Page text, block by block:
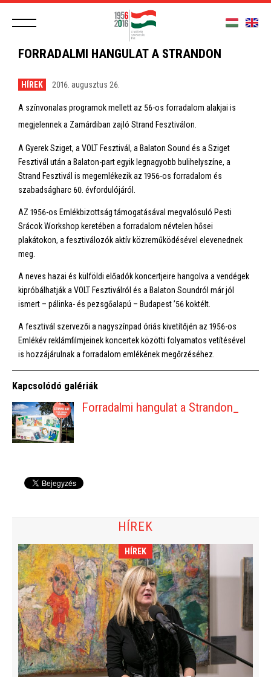
FORRADALMI HANGULAT A STRANDON
HÍREK 2016. augusztus 26.
A színvonalas programok mellett az 56-os forradalom alakjai is
megjelennek a Zamárdiban zajló Strand Fesztiválon.
A Gyerek Sziget, a VOLT Fesztivál, a Balaton Sound és a Sziget
Fesztivál után a Balaton-part egyik legnagyobb bulihelyszíne, a
Strand Fesztivál is megemlékezik az 1956-os forradalom és
szabadságharc 60. évfordulójáról.
AZ 1956-os Emlékbizottság támogatásával megvalósuló Pesti
Srácok Workshop keretében a forradalom névtelen hősei
plakátokon, a fesztiválozók aktív közreműködésével elevenednek
meg.
A neves hazai és külföldi előadók koncertjeire hangolva a vendégek
kipróbálhatják a VOLT Fesztiválról és a Balaton Soundról már jól
ismert – pálinka- és pezsgőalapú – Budapest ’56 koktélt.
A fesztivál szervezői a nagyszínpad óriás kivetítőjén az 1956-os
Emlékév reklámfilmjeinek koncertek közötti folyamatos vetítésével
is hozzájárulnak a forradalom emlékének megőrzéséhez.
Kapcsolódó galériák
Forradalmi hangulat a Strandon_
HÍREK
HÍREK